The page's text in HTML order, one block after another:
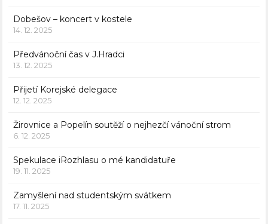
Dobešov – koncert v kostele
14. 12. 2025
Předvánoční čas v J.Hradci
13. 12. 2025
Přijetí Korejské delegace
12. 12. 2025
Žirovnice a Popelín soutěží o nejhezčí vánoční strom
6. 12. 2025
Spekulace iRozhlasu o mé kandidatuře
19. 11. 2025
Zamyšlení nad studentským svátkem
17. 11. 2025